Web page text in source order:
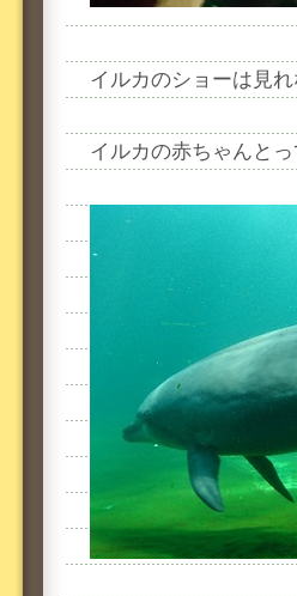
イルカのショーは見れ
イルカの赤ちゃんとっ